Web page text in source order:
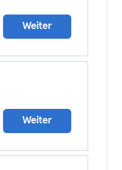
Weiter
Weiter